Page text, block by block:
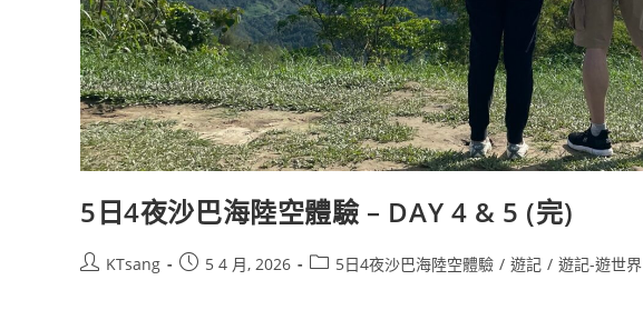
5日4夜沙巴海陸空體驗 – DAY 4 & 5 (完)
PostKTsang
Post5 4 月, 2026
Post5日4夜沙巴海陸空體驗 / 遊記 / 遊記-遊世界